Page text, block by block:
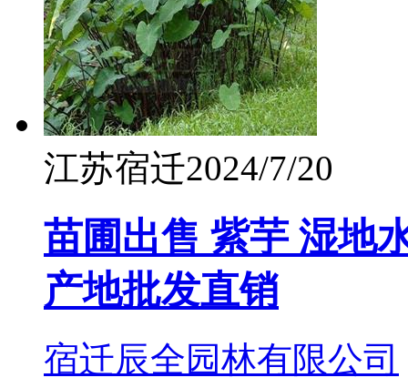
江苏宿迁2024/7/20
苗圃出售 紫芋 湿地
产地批发直销
宿迁辰全园林有限公司